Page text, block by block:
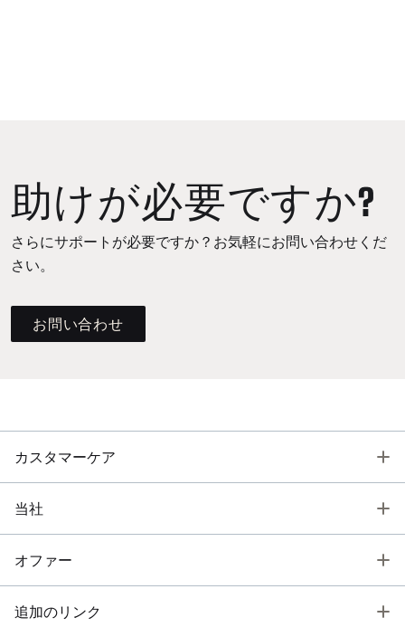
助けが必要ですか?
さらにサポートが必要ですか？お気軽にお問い合わせくだ
さい。
お問い合わせ
カスタマーケア
当社
オファー
追加のリンク